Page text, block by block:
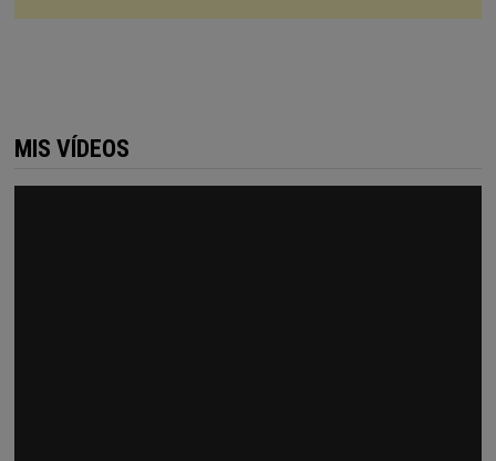
MIS VÍDEOS